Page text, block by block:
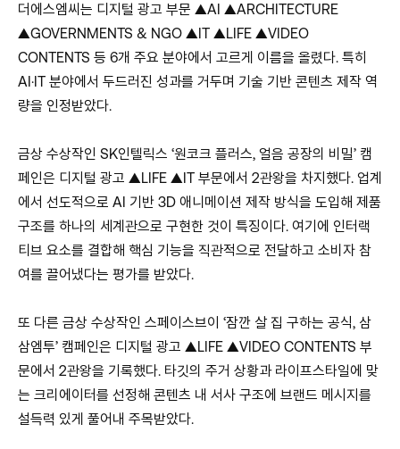
더에스엠씨는 디지털 광고 부문 ▲AI ▲ARCHITECTURE
▲GOVERNMENTS & NGO ▲IT ▲LIFE ▲VIDEO
CONTENTS 등 6개 주요 분야에서 고르게 이름을 올렸다. 특히
AI·IT 분야에서 두드러진 성과를 거두며 기술 기반 콘텐츠 제작 역
량을 인정받았다.
금상 수상작인 SK인텔릭스 ‘원코크 플러스, 얼음 공장의 비밀’ 캠
페인은 디지털 광고 ▲LIFE ▲IT 부문에서 2관왕을 차지했다. 업계
에서 선도적으로 AI 기반 3D 애니메이션 제작 방식을 도입해 제품
구조를 하나의 세계관으로 구현한 것이 특징이다. 여기에 인터랙
티브 요소를 결합해 핵심 기능을 직관적으로 전달하고 소비자 참
여를 끌어냈다는 평가를 받았다.
또 다른 금상 수상작인 스페이스브이 ‘잠깐 살 집 구하는 공식, 삼
삼엠투’ 캠페인은 디지털 광고 ▲LIFE ▲VIDEO CONTENTS 부
문에서 2관왕을 기록했다. 타깃의 주거 상황과 라이프스타일에 맞
는 크리에이터를 선정해 콘텐츠 내 서사 구조에 브랜드 메시지를
설득력 있게 풀어내 주목받았다.